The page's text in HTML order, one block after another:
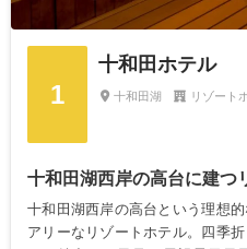
1
十和田ホテル
十和田湖 リゾート
十和田湖西岸の高台に建つ
十和田湖西岸の高台という理想
アリーなリゾートホテル。四季